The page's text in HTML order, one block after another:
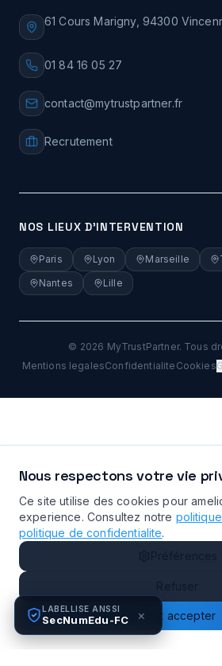
61 Cours Marigny, 94300
01 84 16 05 27
contact@mytrustpartner.fr
Recrutement
NOS LIEUX D'INTERVENTION
Paris Lyon Marseille
Nantes
Lille
© 2026 MyTrustPartner. Tous
Mentions legalesConfidentialite Cookies
Nous respectons votre vie
Ce site utilise des cookies pour
experience. Consultez notre
politique de confidentialite.
Tout accepter
LABELLISE ANSSI
SecNumEdu-FC ×